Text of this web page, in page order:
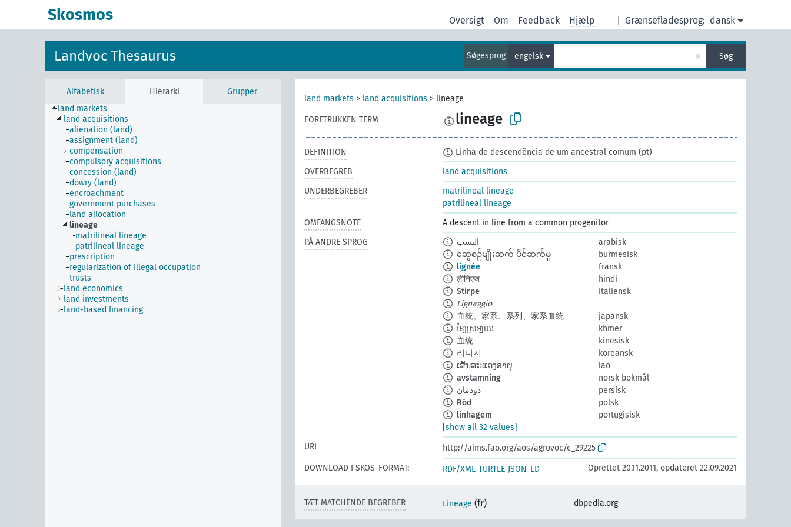
Skosmos Grænsefladesprog: dansk
Oversigt Om Feedback Hjælp
Landvoc Thesaurus Søgesprog engelsk × Søg
Alfabetisk Hierarki
Grupper
land markets
land acquisitions
alienation (land)
assignment (land)
compensation
compulsory acquisitions
concession (land)
dowry (land)
encroachment
government purchases
land allocation
lineage
matrilineal lineage
patrilineal lineage
prescription
regularization of illegal occupation
trusts
land economics
land investments
land-based financing
land markets > land acquisitions > lineage
FORETRUKKEN TERM lineage
DEFINITION Linha de descendência de um ancestral comum (pt)
OVERBEGREB
land acquisitions
UNDERBEGREBER
matrilineal lineage
patrilineal lineage
OMFANGSNOTE
A descent in line from a common progenitor
PÅ ANDRE SPROG
النسب
arabisk
ဆွေစဉ်မျိုးဆက် ပိုင်ဆက်မှု
burmesisk
lignée
fransk
लीनिएज
hindi
Stirpe
italiensk
Lignaggio
血統、家系、系列、家系血統
japansk
ខ្សែស្រឡាយ
khmer
血统
kinesisk
리니지
koreansk
ເສັ້ນສະແດງອາຍຸ
lao
avstamning
norsk bokmål
دودمان
persisk
Ród
polsk
linhagem
portugisisk
[show all 32 values]
URI
http://aims.fao.org/aos/agrovoc/c_29225
DOWNLOAD I SKOS-FORMAT:
RDF/XML TURTLE JSON-LD Oprettet 20.11.2011, opdateret 22.09.2021
TÆT MATCHENDE BEGREBER Lineage (fr) dbpedia.org